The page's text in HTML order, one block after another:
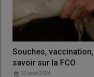
Souches,
savoir sur la FCO
22 août 2024